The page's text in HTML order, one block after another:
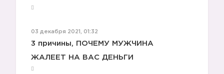
03 декабря 2021, 01:32
3 причины, ПОЧЕМУ МУЖЧИНА
ЖАЛЕЕТ НА ВАС ДЕНЬГИ